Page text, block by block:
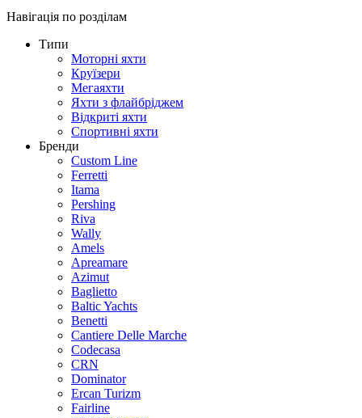
Навігація по розділам
Типи
Моторні яхти
Круїзери
Мегаяхти
Яхти з флайбріджем
Відкриті яхти
Спортивні яхти
Бренди
Custom Line
Ferretti
Itama
Pershing
Riva
Wally
Amels
Apreamare
Azimut
Baglietto
Baltic Yachts
Benetti
Сantiere Delle Marche
Codecasa
CRN
Dominator
Ercan Turizm
Fairline